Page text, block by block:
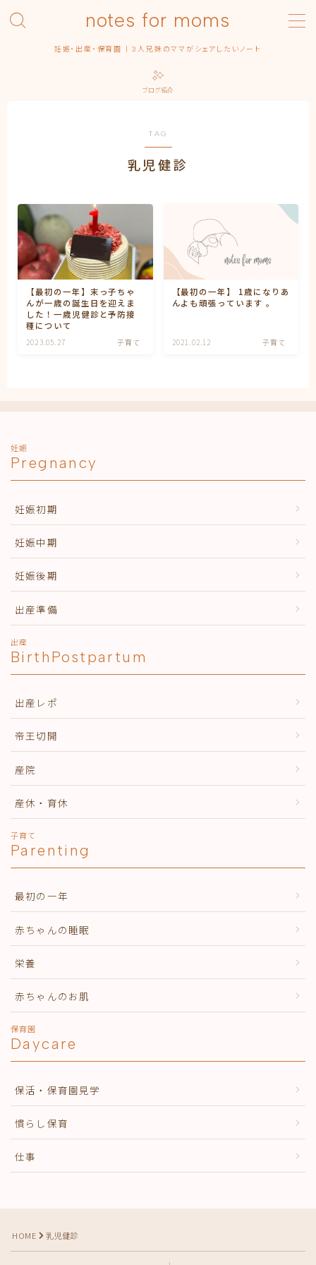
notes for moms
妊娠・出産・保育園 | 3人兄妹のママがシェアしたいノート
MENU
みんなの出産エピソード
出産
出産準備
出産記録
まるっ子
弟くん
末っ子ちゃん
利用規約／特定商取引法に基づく表記
妊娠
妊娠中期
ブログ紹介
TAG
乳児健診
【最初の一年】末っ子ちゃ
んが一歳の誕生日を迎えま
した！一歳児健診と予防接
種について
2023.05.27 子育て
【最初の一年】 1歳になりあ
んよも頑張っています 。
2021.02.12 子育て
妊娠
Pregnancy
妊娠初期
妊娠中期
妊娠後期
出産準備
出産
BirthPostpartum
出産レポ
帝王切開
産院
産休・育休
子育て
Parenting
最初の一年
赤ちゃんの睡眠
栄養
赤ちゃんのお肌
保育園
Daycare
保活・保育園見学
慣らし保育
仕事
HOME 乳児健診